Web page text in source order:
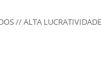
// ALTA LUCRATIVIDADE